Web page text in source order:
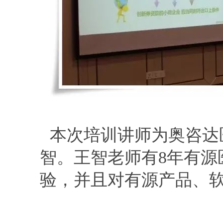
本次培训讲师为奥咨
智。王智老师有8年有
验，并且对有源产品、